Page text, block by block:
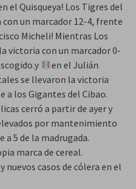
el Quisqueya! Los Tigres del
un marcador 12-4, frente
Micheli! Mientras Los
victoria con un marcador 0-
en el Julián
se llevaron la victoria
a los Gigantes del Cibao.
cerró a partir de ayer y
por mantenimiento
a 5 de la madrugada.
marca de cereal.
nuevos casos de cólera en el